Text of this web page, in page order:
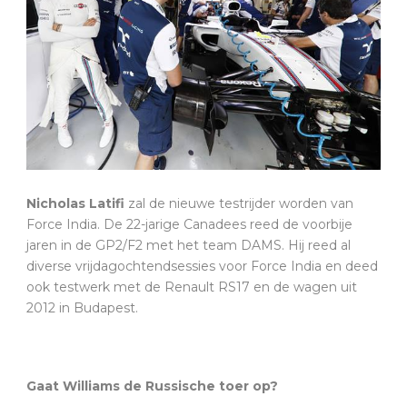
Nicholas Latifi zal de nieuwe testrijder worden van
Force India. De 22-jarige Canadees reed de voorbije
jaren in de GP2/F2 met het team DAMS. Hij reed al
diverse vrijdagochtendsessies voor Force India en deed
ook testwerk met de Renault RS17 en de wagen uit
2012 in Budapest.
Gaat Williams de Russische toer op?